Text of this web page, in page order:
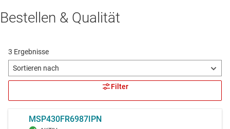
Bestellen & Qualität